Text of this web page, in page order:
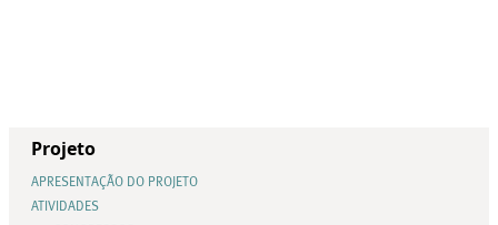
Projeto
APRESENTAÇÃO DO PROJETO
ATIVIDADES